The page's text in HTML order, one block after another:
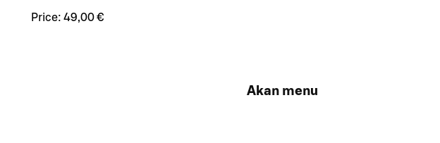
Price: 49,00 €
Akan menu